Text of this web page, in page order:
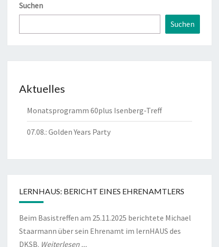
Suchen
Suchen
Aktuelles
Monatsprogramm 60plus Isenberg-Treff
07.08.: Golden Years Party
LERNHAUS: BERICHT EINES EHRENAMTLERS
Beim Basistreffen am 25.11.2025 berichtete Michael
Staarmann über sein Ehrenamt im lernHAUS des
DKSB. Weiterlesen ...